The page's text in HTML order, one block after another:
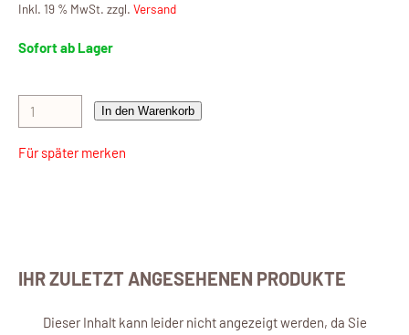
Inkl. 19 % MwSt. zzgl. Versand
Sofort ab Lager
In den Warenkorb
Für später merken
IHR ZULETZT ANGESEHENEN PRODUKTE
Dieser Inhalt kann leider nicht angezeigt werden, da Sie